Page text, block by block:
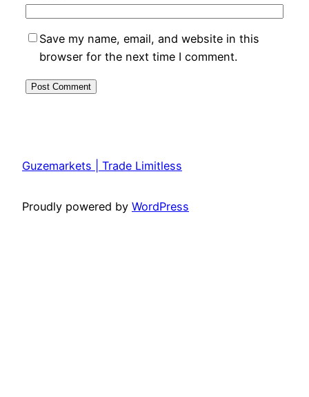
Save my name, email, and website in this
browser for the next time I comment.
Guzemarkets | Trade Limitless
Proudly powered by WordPress